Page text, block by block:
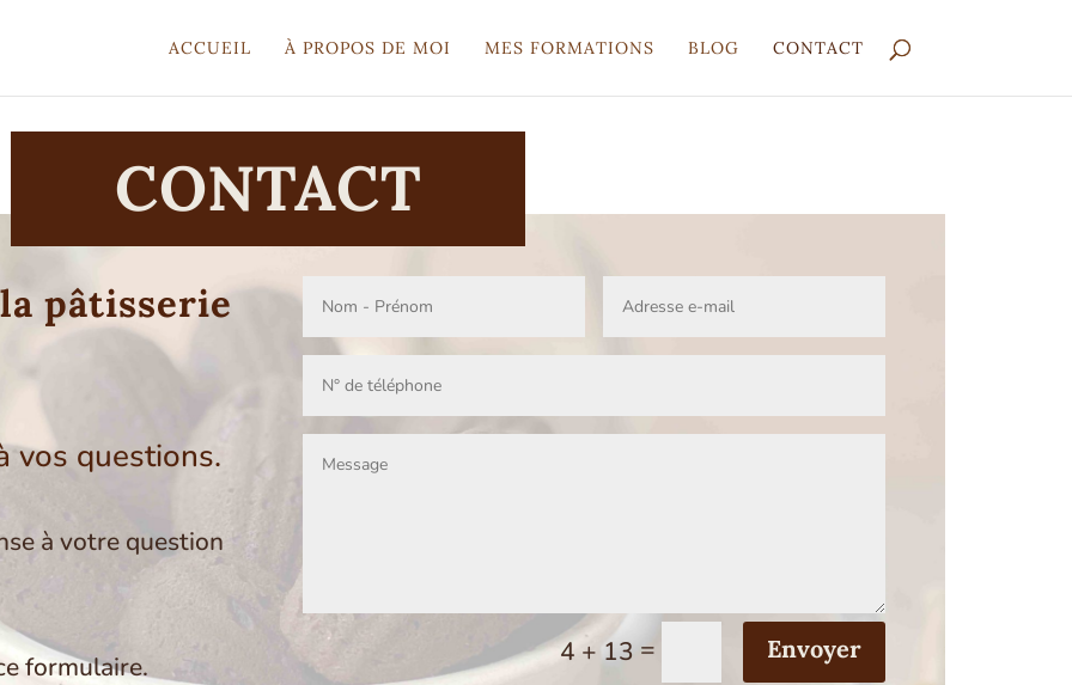
ACCUEIL À PROPOS DE MOI MES FORMATIONS BLOG CONTACT
CONTACT
pâtisserie
vos questions.
à votre question
formulaire. 4 + 13 = Envoyer
Alternative: